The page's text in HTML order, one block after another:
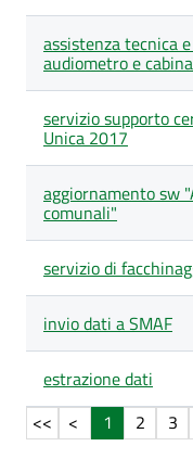
assistenza tecnica
audiometro e
servizio supporto
Unica 2017
aggiornamento sw
comunali"
servizio di
invio dati a SMAF
estrazione dati
1
2 3